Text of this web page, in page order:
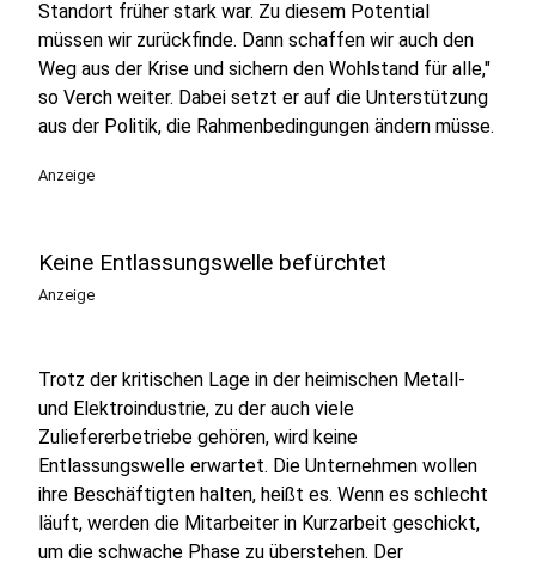
Standort früher stark war. Zu diesem Potential
müssen wir zurückfinde. Dann schaffen wir auch den
Weg aus der Krise und sichern den Wohlstand für alle,"
so Verch weiter. Dabei setzt er auf die Unterstützung
aus der Politik, die Rahmenbedingungen ändern müsse.
Anzeige
Keine Entlassungswelle befürchtet
Anzeige
Trotz der kritischen Lage in der heimischen Metall-
und Elektroindustrie, zu der auch viele
Zuliefererbetriebe gehören, wird keine
Entlassungswelle erwartet. Die Unternehmen wollen
ihre Beschäftigten halten, heißt es. Wenn es schlecht
läuft, werden die Mitarbeiter in Kurzarbeit geschickt,
um die schwache Phase zu überstehen. Der